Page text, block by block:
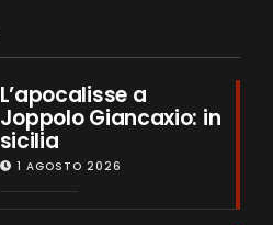
L’apocalisse a
Joppolo Giancaxio: in
sicilia
1 AGOSTO 2026